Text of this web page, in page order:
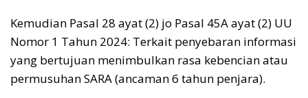
Kemudian Pasal 28 ayat (2) jo Pasal 45A ayat (2) UU
Nomor 1 Tahun 2024: Terkait penyebaran informasi
yang bertujuan menimbulkan rasa kebencian atau
permusuhan SARA (ancaman 6 tahun penjara).